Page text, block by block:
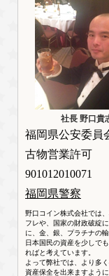
社長 野口貴
福岡県公安委員
古物営業許可
901012010071
福岡県警察
野口コイン株式会社では
フレや、国家の財政破綻
に、金、銀、プラチナの輸
日本国民の資産を少しで
ればと考えています。
よって弊社では、より多
資産保全を出来ますよう